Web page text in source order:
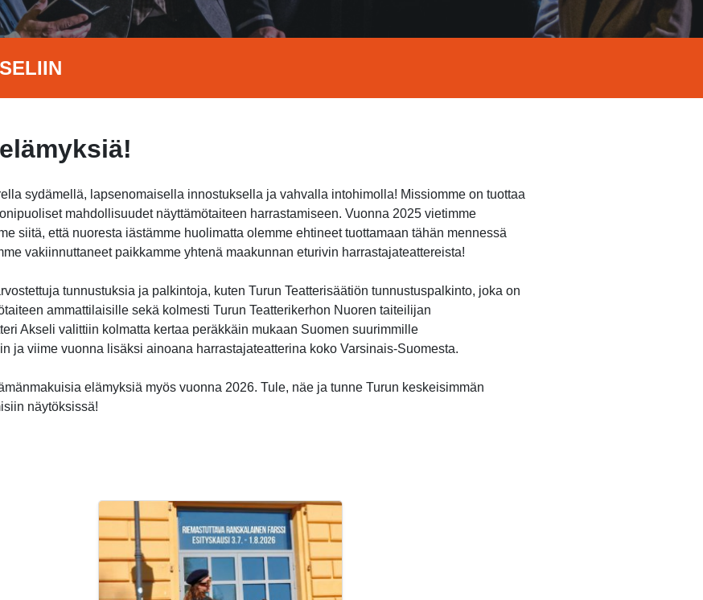
sydämellä, lapsenomaisella innostuksella ja vahvalla intohimolla! Missiomme on tuottaa
mahdollisuudet näyttämötaiteen harrastamiseen. Vuonna 2025 vietimme
siitä, että nuoresta iästämme huolimatta olemme ehtineet tuottamaan tähän mennessä
vakiinnuttaneet paikkamme yhtenä maakunnan eturivin harrastajateattereista!
tunnustuksia ja palkintoja, kuten Turun Teatterisäätiön tunnustuspalkinto, joka on
ammattilaisille sekä kolmesti Turun Teatterikerhon Nuoren taiteilijan
Akseli valittiin kolmatta kertaa peräkkäin mukaan Suomen suurimmille
ja viime vuonna lisäksi ainoana harrastajateatterina koko Varsinais-Suomesta.
elämyksiä myös vuonna 2026. Tule, näe ja tunne Turun keskeisimmän
näytöksissä!